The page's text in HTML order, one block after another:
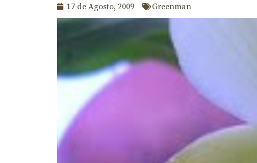
17 de Agosto, 2009 Greenman